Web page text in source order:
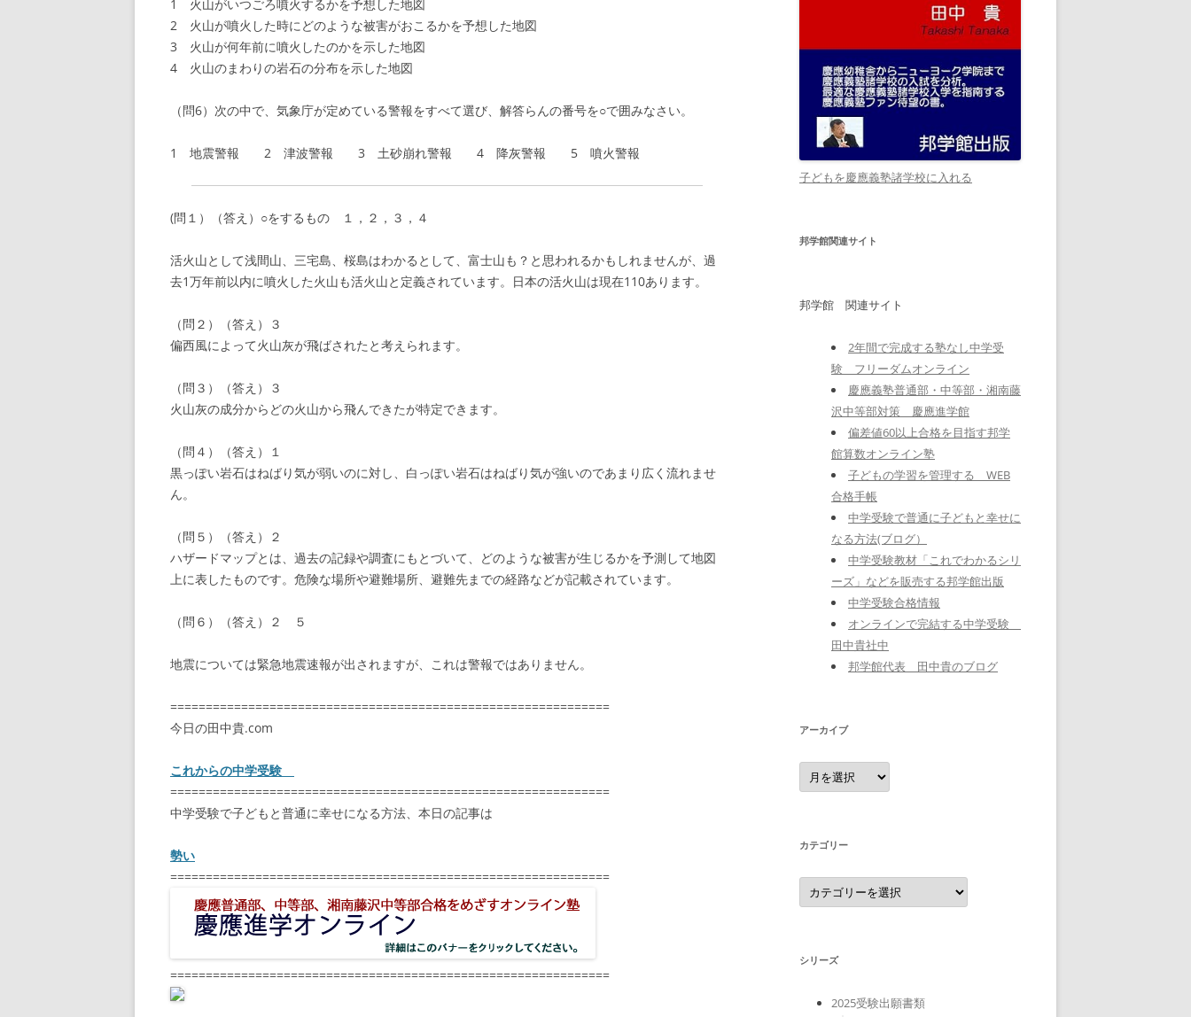
1 火山がいつごろ噴火するかを予想した地図
2 火山が噴火した時にどのような被害がおこるかを予想した地図
3 火山が何年前に噴火したのかを示した地図
4 火山のまわりの岩石の分布を示した地図
（問6）次の中で、気象庁が定めている警報をすべて選び、解答らんの番号を○で囲みなさい。
1 地震警報 2 津波警報 3 土砂崩れ警報 4 降灰警報 5 噴火警報
(問１）（答え）○をするもの １，２，３，４
活火山として浅間山、三宅島、桜島はわかるとして、富士山も？と思われるかもしれませんが、過
去1万年前以内に噴火した火山も活火山と定義されています。日本の活火山は現在110あります。
（問２）（答え）３
偏西風によって火山灰が飛ばされたと考えられます。
（問３）（答え）３
火山灰の成分からどの火山から飛んできたが特定できます。
（問４）（答え）１
黒っぽい岩石はねばり気が弱いのに対し、白っぽい岩石はねばり気が強いのであまり広く流れませ
ん。
（問５）（答え）２
ハザードマップとは、過去の記録や調査にもとづいて、どのような被害が生じるかを予測して地図
上に表したものです。危険な場所や避難場所、避難先までの経路などが記載されています。
（問６）（答え）２ ５
地震については緊急地震速報が出されますが、これは警報ではありません。
==============================================================
今日の田中貴.com
これからの中学受験
==============================================================
中学受験で子どもと普通に幸せになる方法、本日の記事は
勢い
==============================================================
==============================================================
子どもを慶應義塾諸学校に入れる
邦学館関連サイト
邦学館 関連サイト
2年間で完成する塾なし中学受
験 フリーダムオンライン
慶應義塾普通部・中等部・湘南藤
沢中等部対策 慶應進学館
偏差値60以上合格を目指す邦学
館算数オンライン塾
子どもの学習を管理する WEB
合格手帳
中学受験で普通に子どもと幸せに
なる方法(ブログ）
中学受験教材「これでわかるシリ
ーズ」などを販売する邦学館出版
中学受験合格情報
オンラインで完結する中学受験
田中貴社中
邦学館代表 田中貴のブログ
アーカイブ
ア
ー
カ
カテゴリー
カ
テ
ゴ
シリーズ
2025受験出願書類